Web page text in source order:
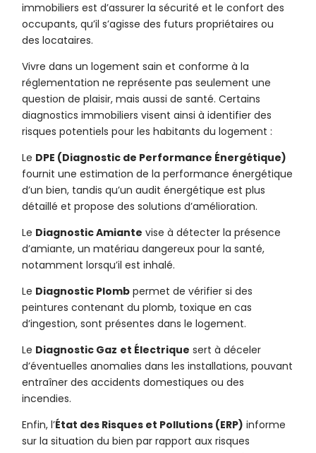
immobiliers est d’assurer la sécurité et le confort des
occupants, qu’il s’agisse des futurs propriétaires ou
des locataires.
Vivre dans un logement sain et conforme à la
réglementation ne représente pas seulement une
question de plaisir, mais aussi de santé. Certains
diagnostics immobiliers visent ainsi à identifier des
risques potentiels pour les habitants du logement :
Le DPE (Diagnostic de Performance Énergétique)
fournit une estimation de la performance énergétique
d’un bien, tandis qu’un audit énergétique est plus
détaillé et propose des solutions d’amélioration.
Le Diagnostic Amiante vise à détecter la présence
d’amiante, un matériau dangereux pour la santé,
notamment lorsqu’il est inhalé.
Le Diagnostic Plomb permet de vérifier si des
peintures contenant du plomb, toxique en cas
d’ingestion, sont présentes dans le logement.
Le Diagnostic Gaz et Électrique sert à déceler
d’éventuelles anomalies dans les installations, pouvant
entraîner des accidents domestiques ou des
incendies.
Enfin, l’État des Risques et Pollutions (ERP) informe
sur la situation du bien par rapport aux risques